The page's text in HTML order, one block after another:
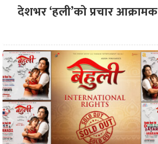
देशभर ‘हली’को प्रचार आक्रामक